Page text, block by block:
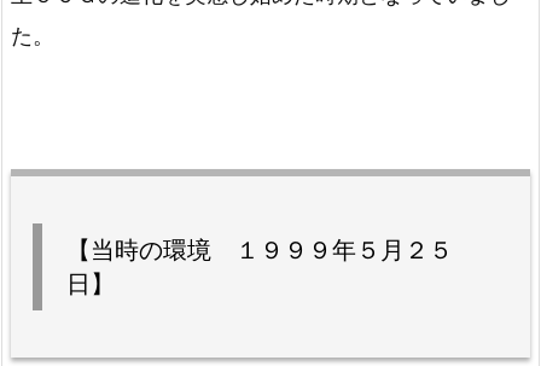
た。
【当時の環境 １９９９年５月２５
日】